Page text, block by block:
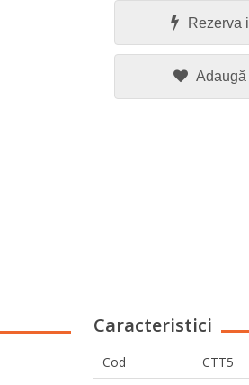
Rezerva
Caracteristici
Cod
CTT5